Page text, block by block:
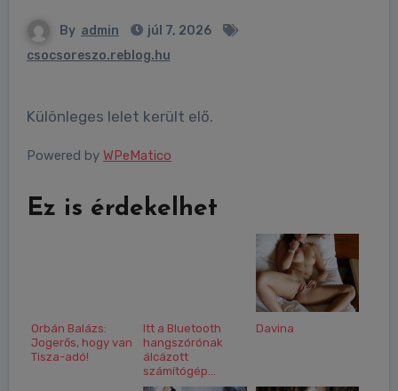
By admin
júl 7, 2026
csocsoreszo.reblog.hu
Különleges lelet került elő.
Powered by WPeMatico
Ez is érdekelhet
Orbán Balázs:
Jogerős, hogy van
Tisza-adó!
Itt a Bluetooth
hangszórónak
álcázott
számítógép...
Davina